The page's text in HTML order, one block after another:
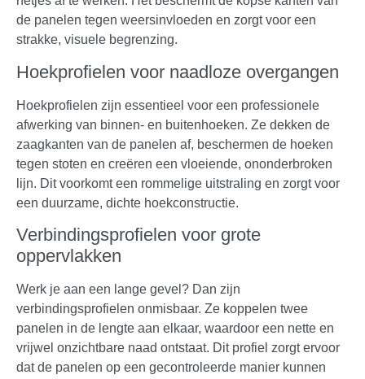
de panelen tegen weersinvloeden en zorgt voor een
strakke, visuele begrenzing.
Hoekprofielen voor naadloze overgangen
Hoekprofielen zijn essentieel voor een professionele
afwerking van binnen- en buitenhoeken. Ze dekken de
zaagkanten van de panelen af, beschermen de hoeken
tegen stoten en creëren een vloeiende, ononderbroken
lijn. Dit voorkomt een rommelige uitstraling en zorgt voor
een duurzame, dichte hoekconstructie.
Verbindingsprofielen voor grote
oppervlakken
Werk je aan een lange gevel? Dan zijn
verbindingsprofielen onmisbaar. Ze koppelen twee
panelen in de lengte aan elkaar, waardoor een nette en
vrijwel onzichtbare naad ontstaat. Dit profiel zorgt ervoor
dat de panelen op een gecontroleerde manier kunnen